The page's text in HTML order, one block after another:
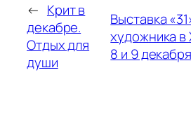
← Крит в
декабре.
Отдых для
души
Выставка
художника в
8 и 9